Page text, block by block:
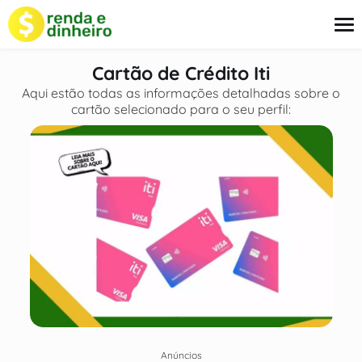
conteúdo
Empréstimo
Cartão
Finanças
Seguros
Sobre Nós
Cartão de Crédito Iti
Aqui estão todas as informações detalhadas sobre o
cartão selecionado para o seu perfil:
Anúncios